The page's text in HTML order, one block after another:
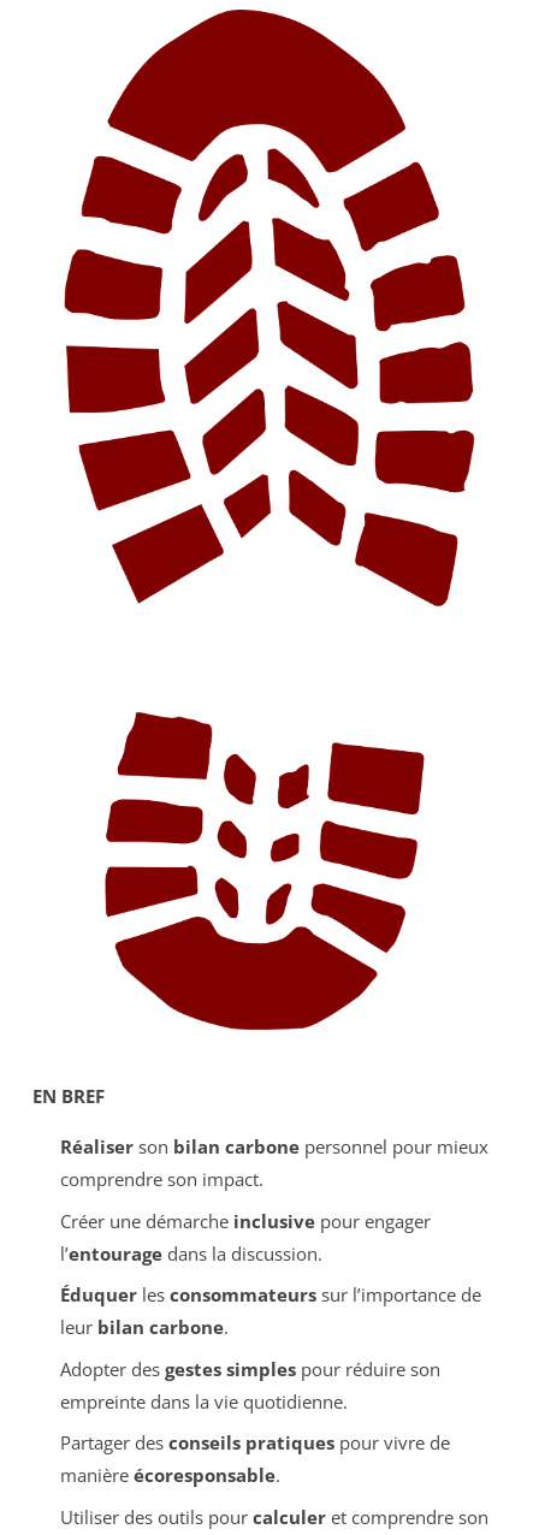
EN BREF
Réaliserson bilan carbonepersonnel pour mieux
comprendre son impact.
Créer une démarche inclusivepour engager
l’entouragedans la discussion.
Éduquerles consommateurssur l’importance de
leur bilan carbone.
Adopter des gestes simplespour réduire son
empreinte dans la vie quotidienne.
Partager des conseils pratiquespour vivre de
manière écoresponsable.
Utiliser des outils pour calculeret comprendre son